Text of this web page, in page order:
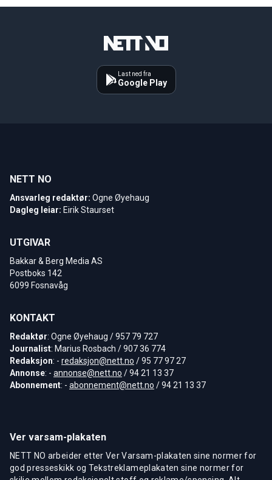
Last ned fra
Google Play
NETT NO
Ansvarleg redaktør: Ogne Øyehaug
Dagleg leiar: Eirik Staurset
UTGIVAR
Bakkar & Berg Media AS
Postboks 142
6099 Fosnavåg
KONTAKT
Redaktør: Ogne Øyehaug / 957 79 727
Journalist: Marius Rosbach / 907 36 774
Redaksjon: - redaksjon@nett.no / 95 77 97 27
Annonse: - annonse@nett.no / 94 21 13 37
Abonnement: - abonnement@nett.no / 94 21 13 37
Ver varsam-plakaten
NETT NO arbeider etter Ver Varsam-plakaten sine normer for
god presseskikk og Tekstreklameplakaten sine normer for